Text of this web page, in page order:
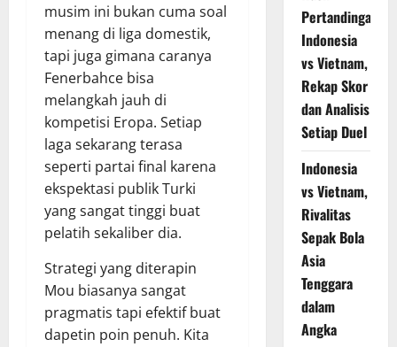
musim ini bukan cuma soal
menang di liga domestik,
tapi juga gimana caranya
Fenerbahce bisa
melangkah jauh di
kompetisi Eropa. Setiap
laga sekarang terasa
seperti partai final karena
ekspektasi publik Turki
yang sangat tinggi buat
pelatih sekaliber dia.
Strategi yang diterapin
Mou biasanya sangat
pragmatis tapi efektif buat
dapetin poin penuh. Kita
Pertandingan
Indonesia
vs Vietnam,
Rekap Skor
dan Analisis
Setiap Duel
Indonesia
vs Vietnam,
Rivalitas
Sepak Bola
Asia
Tenggara
dalam
Angka